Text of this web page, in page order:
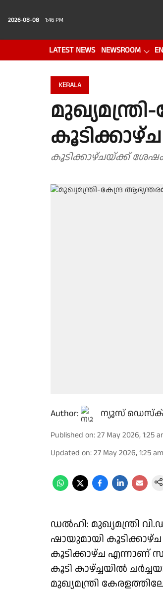
2026-08-08 1:46 PM
LATEST NEWS NEWSROOM
KERALA
കൂടിക്കാഴ്ചയ്ക്ക് ശേഷം
Author: ന്യൂസ് ഡെസ്ക്
Published on:27 May 2026, 1:25
Updated on:27 May 2026, 1:25 am
ഡൽഹി: മുഖ്യമന്ത്രി
ഷായുമായി
കൂടിക്കാഴ്ച എന്നാണ്
കൂടി കാഴ്ച്ചയിൽ
മുഖ്യമന്ത്രി